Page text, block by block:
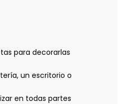
para decorarlas
un escritorio o
en todas partes